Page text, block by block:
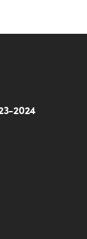
2024